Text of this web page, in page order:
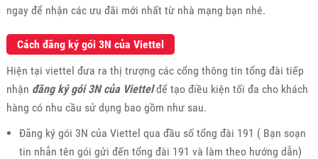
ngay để nhận các ưu đãi mới nhất từ nhà mạng bạn nhé.
Cách đăng ký gói 3N của Viettel
Hiện tại viettel đưa ra thị trượng các cổng thông tin tổng đài tiếp
nhận đăng ký gói 3N của Viettelđể tạo điều kiện tối đa cho khách
hàng có nhu cầu sử dụng bao gồm như sau.
Đăng ký gói 3N của Viettel qua đầu số tổng đài 191 ( Bạn soạn
tin nhắn tên gói gửi đến tổng đài 191 và làm theo hướng dẫn)